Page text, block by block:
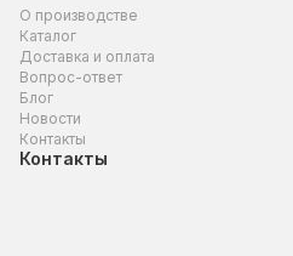
О производстве
Каталог
Доставка и оплата
Вопрос-ответ
Блог
Новости
Контакты
Контакты